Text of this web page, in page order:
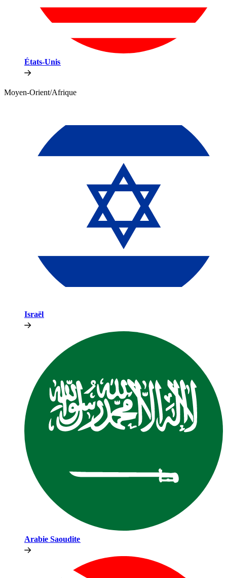
États-Unis​​
Moyen-Orient/Afrique​​
Israël​​
Arabie Saoudite​​